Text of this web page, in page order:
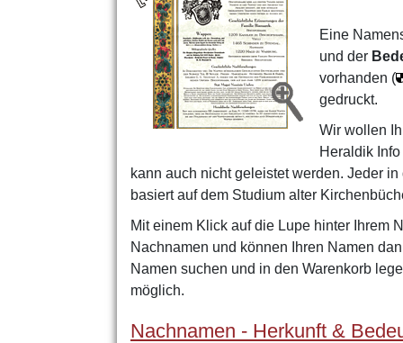
Eine
und der
vorhanden (
gedruckt.
Wir wollen
Heraldik
kann auch nicht geleistet werden. Jeder
basiert auf dem Studium alter
Mit einem Klick auf die Lupe hinter Ihrem
Nachnamen und können Ihren Namen
Namen suchen und in den Warenkorb
möglich.
Nachnamen - Herkunft &